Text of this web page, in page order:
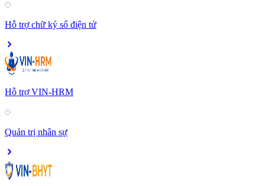
Hỗ trợ chữ ký số điện tử
Hỗ trợ VIN-HRM
Quản trị nhân sự